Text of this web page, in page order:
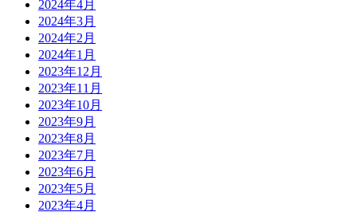
2024年4月
2024年3月
2024年2月
2024年1月
2023年12月
2023年11月
2023年10月
2023年9月
2023年8月
2023年7月
2023年6月
2023年5月
2023年4月